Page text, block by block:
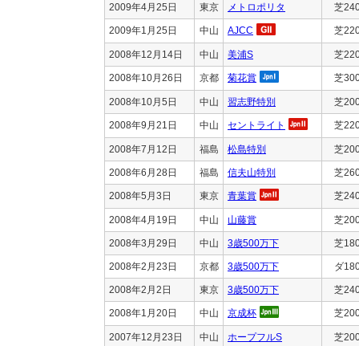
2009年4月25日 東京 メトロポリタ 芝
2009年1月25日 中山 AJCC 芝
2008年12月14日 中山 美浦S 芝
2008年10月26日 京都 菊花賞 芝
2008年10月5日 中山 習志野特別 芝
2008年9月21日 中山 セントライト 芝
2008年7月12日 福島 松島特別 芝
2008年6月28日 福島 信夫山特別 芝
2008年5月3日 東京 青葉賞 芝
2008年4月19日 中山 山藤賞 芝
2008年3月29日 中山 3歳500万下 芝
2008年2月23日 京都 3歳500万下 ダ
2008年2月2日 東京 3歳500万下 芝
2008年1月20日 中山 京成杯 芝
2007年12月23日 中山 ホープフルS 芝